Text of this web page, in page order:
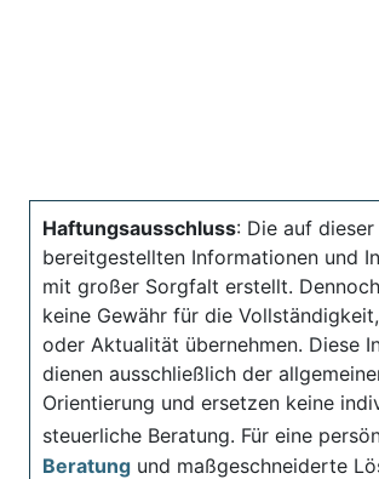
Haftungsausschluss: Die auf
bereitgestellten Informationen und
mit großer Sorgfalt erstellt.
keine Gewähr für die
oder Aktualität übernehmen. Diese
dienen ausschließlich der
Orientierung und ersetzen keine
steuerliche Beratung. Für eine
Beratung und maßgeschneiderte